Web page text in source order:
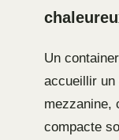
Un
accueillir un
mezzanine,
compacte